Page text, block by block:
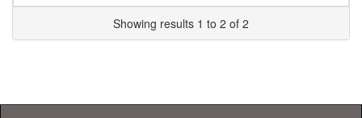
Showing results 1 to 2 of 2